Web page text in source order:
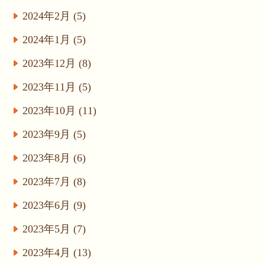
2024年2月 (5)
2024年1月 (5)
2023年12月 (8)
2023年11月 (5)
2023年10月 (11)
2023年9月 (5)
2023年8月 (6)
2023年7月 (8)
2023年6月 (9)
2023年5月 (7)
2023年4月 (13)